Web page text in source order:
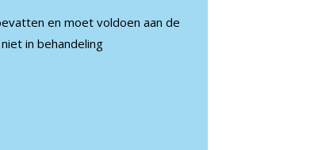
en moet voldoen aan de
in behandeling